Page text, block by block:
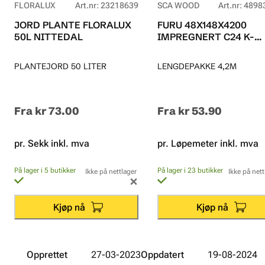
FLORALUX Art.nr: 23218639
JORD PLANTE FLORALUX
50L NITTEDAL
PLANTEJORD 50 LITER
Fra kr 73.00
pr. Sekk inkl. mva
På lager i 5 butikker Ikke på nettlager
Kjøp nå
SCA WOOD Art.nr:
FURU 48X148X4200
IMPREGNERT C24 K-
LENGDEPAKKE 4,2M
Fra kr 53.90
pr. Løpemeter inkl. mva
På lager i 23 butikker Ikke på
Kjøp nå
Opprettet 27-03-2023Oppdatert 19-08-2024